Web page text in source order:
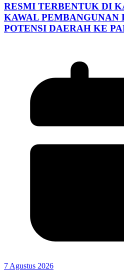
RESMI TERBENTUK DI
KAWAL PEMBANGUNAN
POTENSI DAERAH KE
7 Agustus 2026